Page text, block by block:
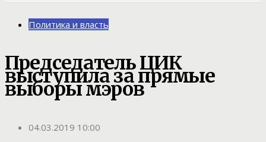
Политика и власть
Председатель ЦИК
выступила за прямые
выборы мэров
04.03.2019 10:00